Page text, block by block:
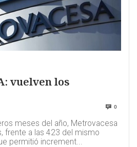
vuelven los
0
meses del año, Metrovacesa
frente a las 423 del mismo
permitió increment...